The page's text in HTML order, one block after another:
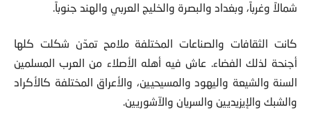
شمالاً وغرباً، وبغداد والبصرة والخليج العربي والهند جنوباً.
كانت الثقافات والصناعات المختلفة ملامح تمدّن شكلت كلها
أجنحة لذلك الفضاء. عاش فيه أهله الأصلاء من العرب المسلمين
السنة والشيعة واليهود والمسيحيين، والأعراق المختلفة كالأكراد
والشبك والإيزيديين والسريان والآشوريين.